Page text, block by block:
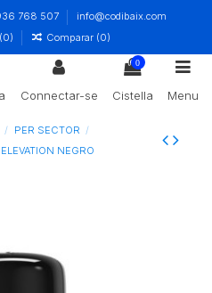
768 507
info@codibaix.com
0) Comparar (0)
Connectar-se
0
Cistella Menu
PER SECTOR
NEGRO